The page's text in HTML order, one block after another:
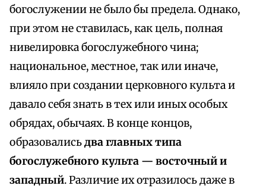
богослужении не было бы предела. Однако,
при этом не ставилась, как цель, полная
нивелировка богослужебного чина;
национальное, местное, так или иначе,
влияло при создании церковного культа и
давало себя знать в тех или иных особых
обрядах, обычаях. В конце концов,
образовалисьдва главных типа
богослужебного культа — восточный и
западный. Различие их отразилось даже в